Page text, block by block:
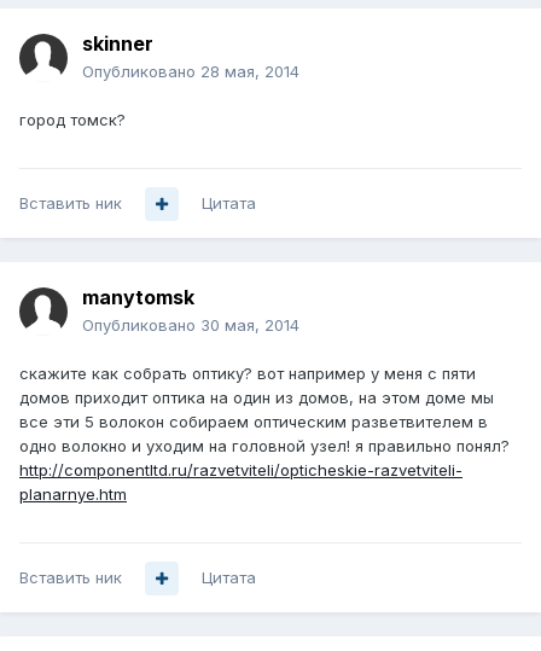
skinner
Опубликовано 28 мая, 2014
город томск?
Вставить ник Цитата
manytomsk
Опубликовано 30 мая, 2014
скажите как собрать оптику? вот например у меня с пяти
домов приходит оптика на один из домов, на этом доме мы
все эти 5 волокон собираем оптическим разветвителем в
одно волокно и уходим на головной узел! я правильно понял?
http://componentltd.ru/razvetviteli/opticheskie-razvetviteli-
planarnye.htm
Вставить ник Цитата